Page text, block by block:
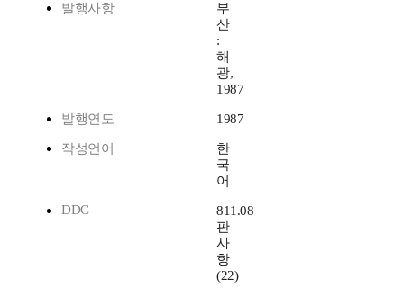
발행사항
부
산
:
해
광,
1987
발행연도 1987
작성언어
한
국
어
DDC
811.08
판
사
항
(22)